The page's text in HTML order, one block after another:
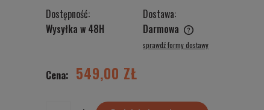
Dostępność:
Wysyłka w 48H
Dostawa:
Darmowa
płatności
sprawdź formy dostawy
Cena: 549,00 ZŁ